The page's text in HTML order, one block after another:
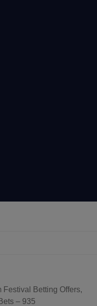
Festival Betting Offers,
– 935